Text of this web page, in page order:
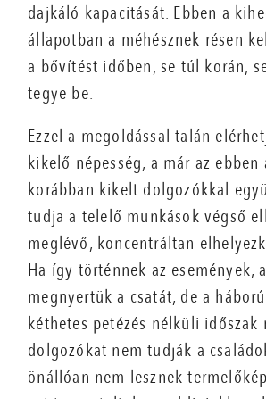
dajkáló kapacitását. Ebben a
állapotban a méhésznek résen
a bővítést időben, se túl korán,
tegye be.
Ezzel a megoldással talán
kikelő népesség, a már az ebben
korábban kikelt dolgozókkal
tudja a telelő munkások végső
meglévő, koncentráltan
Ha így történnek az események,
megnyertük a csatát, de a
kéthetes petézés nélküli időszak
dolgozókat nem tudják a
önállóan nem lesznek